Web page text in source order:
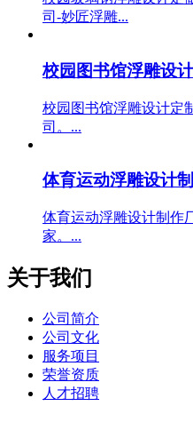
司-妙匠浮雕...
校园图书馆浮雕设
校园图书馆浮雕设计定
司。...
体育运动浮雕设计
体育运动浮雕设计制作
家。...
关于我们
公司简介
公司文化
服务项目
荣誉资质
人才招聘